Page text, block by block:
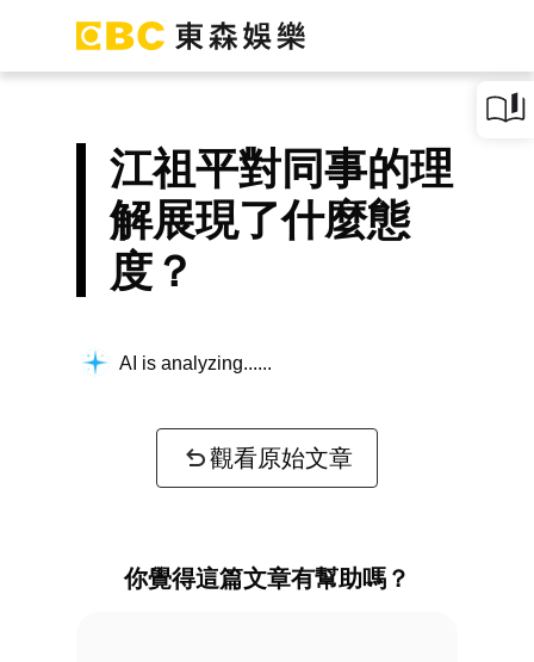
江祖平對同事的理
解展現了什麼態
度？
AI is analyzing...
觀看原始文章
你覺得這篇文章有幫助嗎？